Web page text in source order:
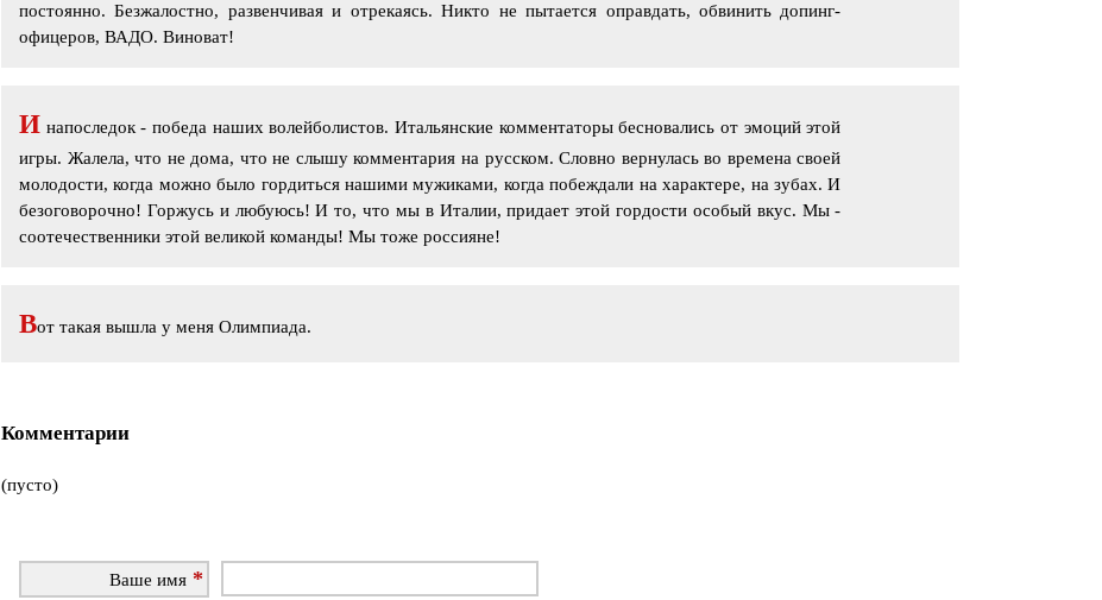
постоянно. Безжалостно, развенчивая и отрекаясь. Никто не пытается оправдать, обвинить допинг-
офицеров, ВАДО. Виноват!
И напоследок - победа наших волейболистов. Итальянские комментаторы бесновались от эмоций этой
игры. Жалела, что не дома, что не слышу комментария на русском. Словно вернулась во времена своей
молодости, когда можно было гордиться нашими мужиками, когда побеждали на характере, на зубах. И
безоговорочно! Горжусь и любуюсь! И то, что мы в Италии, придает этой гордости особый вкус. Мы -
соотечественники этой великой команды! Мы тоже россияне!
Вот такая вышла у меня Олимпиада.
Комментарии
(пусто)
Ваше имя